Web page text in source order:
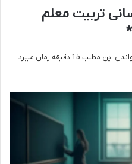
تربیت معلم
این مطلب 15 دقیقه زمان میبرد